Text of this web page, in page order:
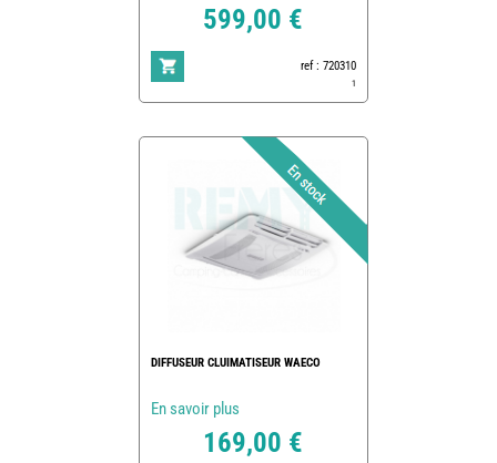
599,00 €
ref : 720310
1
DIFFUSEUR CLUIMATISEUR WAECO
En savoir plus
169,00 €